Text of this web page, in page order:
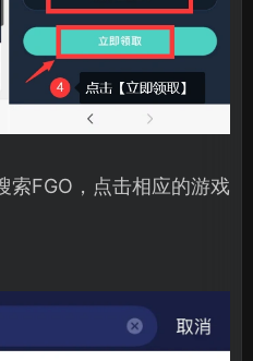
索FGO，点击相应的游戏